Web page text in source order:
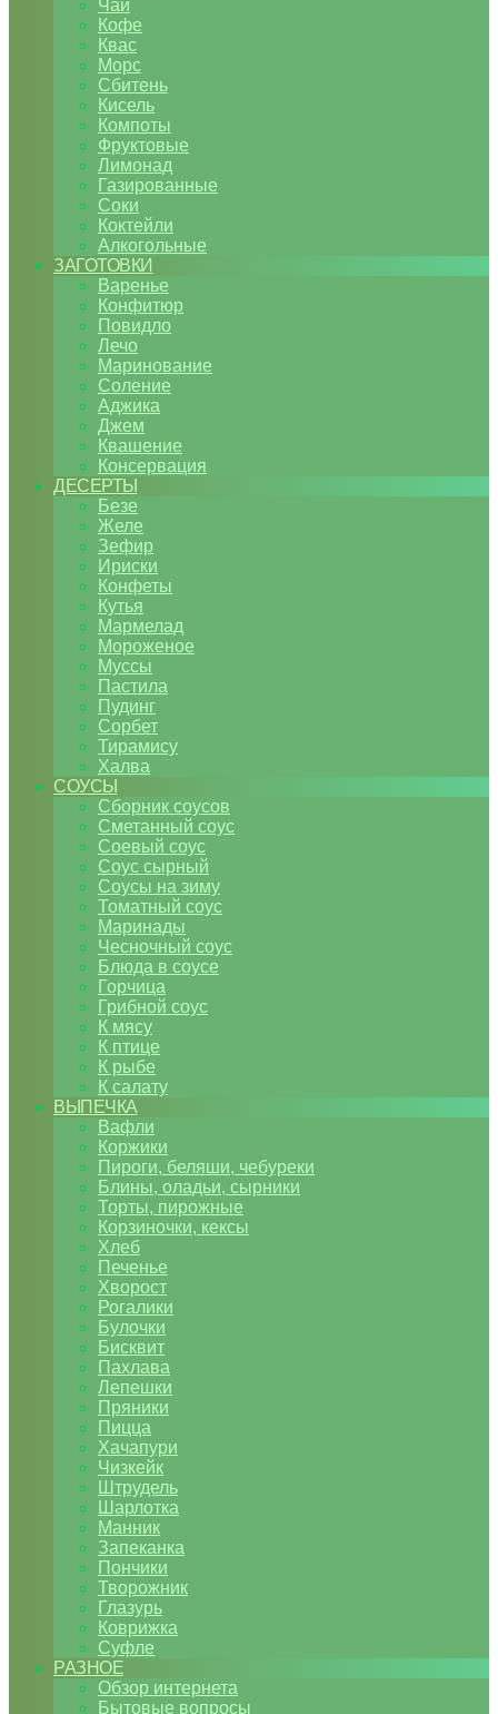
Чай
Кофе
Квас
Морс
Сбитень
Кисель
Компоты
Фруктовые
Лимонад
Газированные
Соки
Коктейли
Алкогольные
ЗАГОТОВКИ
Варенье
Конфитюр
Повидло
Лечо
Маринование
Соление
Аджика
Джем
Квашение
Консервация
ДЕСЕРТЫ
Безе
Желе
Зефир
Ириски
Конфеты
Кутья
Мармелад
Мороженое
Муссы
Пастила
Пудинг
Сорбет
Тирамису
Халва
СОУСЫ
Сборник соусов
Сметанный соус
Соевый соус
Соус сырный
Соусы на зиму
Томатный соус
Маринады
Чесночный соус
Блюда в соусе
Горчица
Грибной соус
К мясу
К птице
К рыбе
К салату
ВЫПЕЧКА
Вафли
Коржики
Пироги, беляши, чебуреки
Блины, оладьи, сырники
Торты, пирожные
Корзиночки, кексы
Хлеб
Печенье
Хворост
Рогалики
Булочки
Бисквит
Пахлава
Лепешки
Пряники
Пицца
Хачапури
Чизкейк
Штрудель
Шарлотка
Манник
Запеканка
Пончики
Творожник
Глазурь
Коврижка
Суфле
РАЗНОЕ
Обзор интернета
Бытовые вопросы